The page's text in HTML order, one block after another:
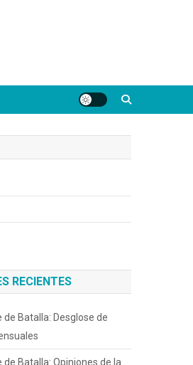
RECIENTES
de Batalla: Desglose de
de Batalla: Opiniones de la